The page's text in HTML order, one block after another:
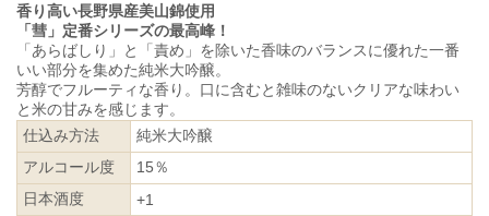
香り高い長野県産美山錦使用
「彗」定番シリーズの最高峰！
「あらばしり」と「責め」を除いた香味のバランスに優れた一番
いい部分を集めた純米大吟醸。
芳醇でフルーティな香り。口に含むと雑味のないクリアな味わい
と米の甘みを感じます。
仕込み方法
純米大吟醸
アルコール度
15％
日本酒度
+1